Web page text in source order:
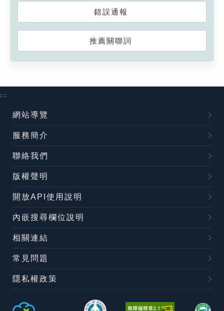
錯誤通報
推薦關聯詞
:::
網站導覽
服務簡介
聯絡我們
版權聲明
開放API使用說明
內嵌搜尋欄位說明
相關連結
常見問題
隱私權政策